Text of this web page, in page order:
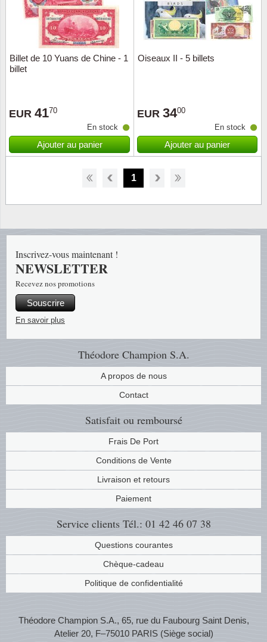
Billet de 10 Yuans de Chine - 1
billet
EUR 4170
En stock
Ajouter au panier
Oiseaux II - 5 billets
EUR 3400
En stock
Ajouter au panier
1
Théodore Champion S.A.
A propos de nous
Contact
Satisfait ou remboursé
Frais De Port
Conditions de Vente
Livraison et retours
Paiement
Service clients Tél.: 01 42 46 07 38
Questions courantes
Chèque-cadeau
Politique de confidentialité
Inscrivez-vous maintenant !
NEWSLETTER
Recevez nos promotions
Souscrire
En savoir plus
Théodore Champion S.A., 65, rue du Faubourg Saint Denis,
Atelier 20, F–75010 PARIS (Siège social)